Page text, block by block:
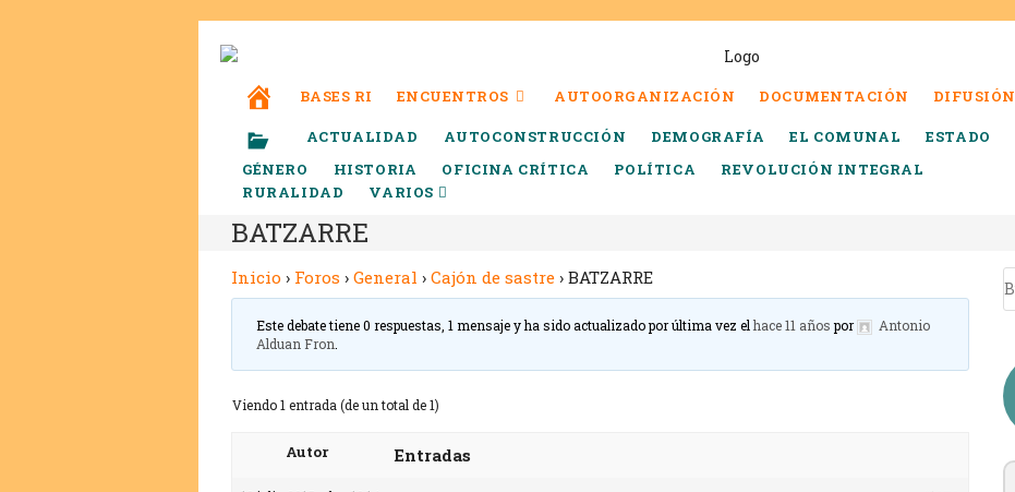
BASES RI ENCUENTROS AUTOORGANIZACIÓN DOCUMENTACIÓN DIFUSIÓN
ACTUALIDAD AUTOCONSTRUCCIÓN DEMOGRAFÍA EL COMUNAL
ESTADO
GÉNERO
HISTORIA OFICINA CRÍTICA POLÍTICA
REVOLUCIÓN INTEGRAL
RURALIDAD
VARIOS
BATZARRE
Inicio › Foros › General › Cajón de sastre › BATZARRE
Este debate tiene 0 respuestas, 1 mensaje y ha sido actualizado por última vez el hace 11 añospor
Antonio
Alduan Fron
Viendo 1 entrada (de un total de 1)
Autor Entradas